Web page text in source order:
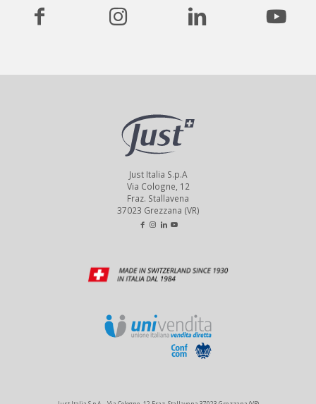
Just Italia S.p.A
Via Cologne, 12
Fraz. Stallavena
37023 Grezzana (VR)